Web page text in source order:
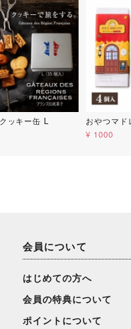
ッキー缶 L
おやつマド
¥ 1000
会員について
はじめての方へ
会員の特典について
ポイントについて